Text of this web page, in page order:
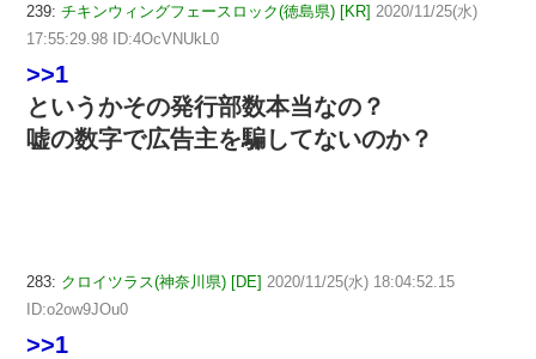
239: チキンウィングフェースロック(徳島県) [KR] 2020/11/25(水)
17:55:29.98 ID:4OcVNUkL0
>>1
というかその発行部数本当なの？
嘘の数字で広告主を騙してないのか？
283: クロイツラス(神奈川県) [DE] 2020/11/25(水) 18:04:52.15
ID:o2ow9JOu0
>>1